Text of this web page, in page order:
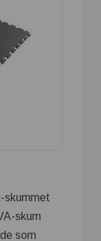
skummet
skum
som